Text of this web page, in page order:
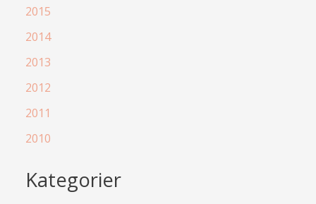
2015
2014
2013
2012
2011
2010
Kategorier